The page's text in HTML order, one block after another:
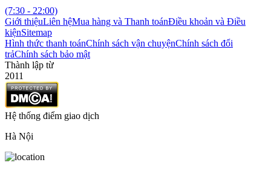
(7:30 - 22:00)
Giới thiệuLiên hệMua hàng và Thanh toánĐiều khoản và Điều
kiệnSitemap
Hình thức thanh toánChính sách vận chuyệnChính sách đổi
trảChính sách bảo mật
Thành lập từ
2011
Hệ thống điểm giao dịch
Hà Nội